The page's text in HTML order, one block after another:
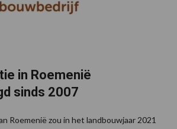
in Roemenië
sinds 2007
Roemenië zou in het landbouwjaar 2021